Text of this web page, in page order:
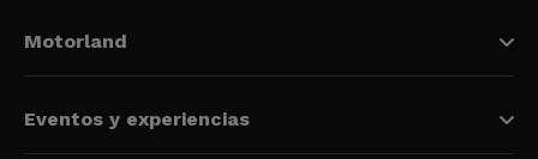
Motorland
Eventos y experiencias